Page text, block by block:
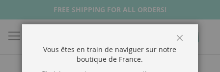
FREE SHIPPING FOR ALL ORDERS!
Chercher
Vous êtes en train de naviguer sur notre
boutique de France.